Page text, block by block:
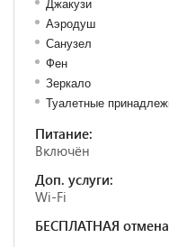
Джакузи
Аэродуш
Санузел
Фен
Зеркало
Туалетные
Питание:
Включён
Доп. услуги:
Wi-Fi
БЕСПЛАТНАЯ